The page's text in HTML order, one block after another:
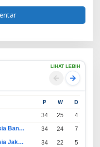
LIHAT LEBIH
P W D
34 25 4
Persatuan Sepak Bola Indonesia Bandung 34 24 7
Persatuan Sepak Bola Indonesia Jakarta 34 22 5